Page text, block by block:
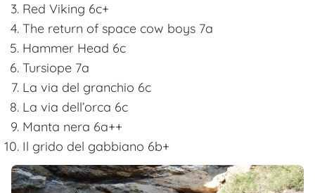
Red Viking 6c+
The return of space cow boys 7a
Hammer Head 6c
Tursiope 7a
La via del granchio 6c
La via dell’orca 6c
Manta nera 6a++
Il grido del gabbiano 6b+